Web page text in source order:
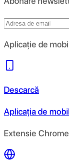
Aplicație de
Descarcă
Aplicația de mobil
Extensie Chrome